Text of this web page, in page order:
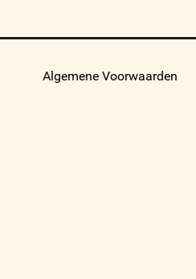
Algemene Voorwaarden